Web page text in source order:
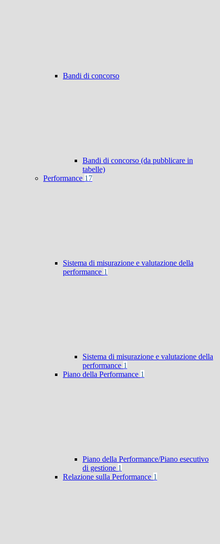
Bandi di concorso
Bandi di concorso (da pubblicare in
tabelle)
Performance 17
Sistema di misurazione e valutazione della
performance 1
Sistema di misurazione e valutazione della
performance 1
Piano della Performance 1
Piano della Performance/Piano esecutivo
di gestione 1
Relazione sulla Performance 1